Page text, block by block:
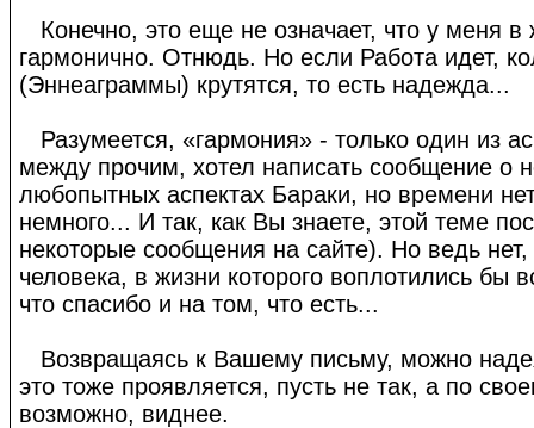
Конечно, это еще не означает, что у меня
гармонично. Отнюдь. Но если Работа идет,
(Эннеаграммы) крутятся, то есть надежда...
Разумеется, «гармония» - только один из
между прочим, хотел написать сообщение о
любопытных аспектах Бараки, но времени
немного... И так, как Вы знаете, этой теме
некоторые сообщения на сайте). Но ведь
человека, в жизни которого воплотились бы
что спасибо и на том, что есть...
Возвращаясь к Вашему письму, можно
это тоже проявляется, пусть не так, а по
возможно, виднее.